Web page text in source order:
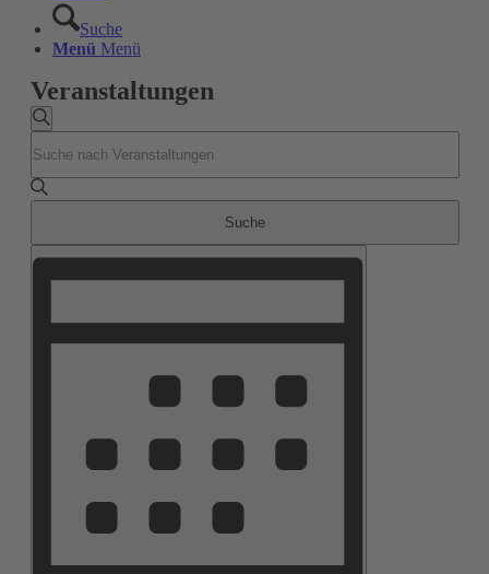
Suche
Menü Menü
Veranstaltungen
Veranstaltungen
Suche
und
Ansichten,
Navigation
Suche
Schlüsselwort
eingeben.
Suche
Schlüsselwort.
Suche
Veranstaltung
Ansichten-